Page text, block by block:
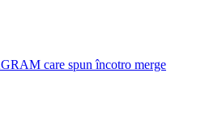
care spun încotro merge